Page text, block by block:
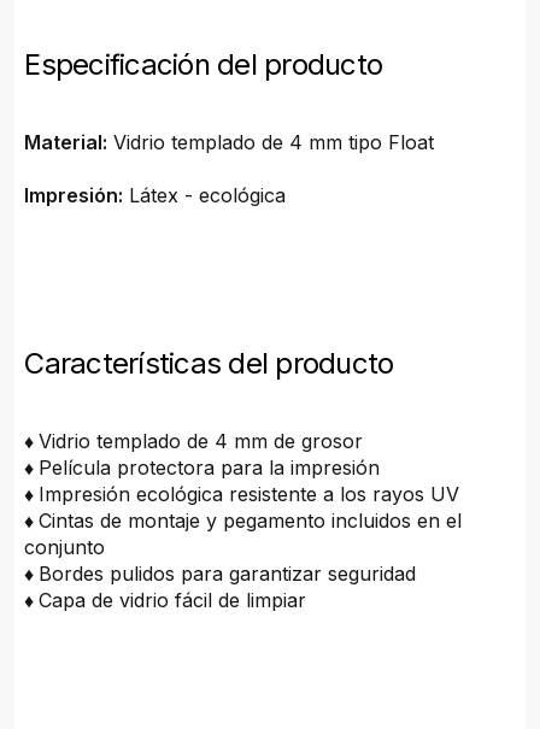
Especificación del producto
Material: Vidrio templado de 4 mm tipo Float
Impresión: Látex - ecológica
Características del producto
♦Vidrio templado de 4 mm de grosor
♦ Película protectora para la impresión
♦ Impresión ecológica resistente a los rayos UV
♦Cintas de montaje y pegamento incluidos en el
conjunto
♦ Bordes pulidos para garantizar seguridad
♦Capa de vidrio fácil de limpiar